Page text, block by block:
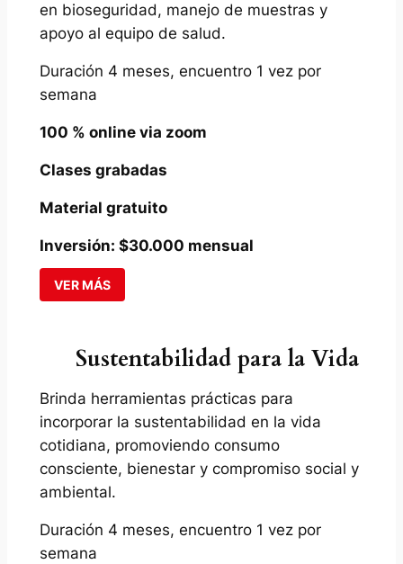
en bioseguridad, manejo de muestras y
apoyo al equipo de salud.
Duración 4 meses, encuentro 1 vez por
semana
100 % online via zoom
Clases grabadas
Material gratuito
Inversión: $30.000 mensual
VER MÁS
Sustentabilidad para la Vida
Brinda herramientas prácticas para
incorporar la sustentabilidad en la vida
cotidiana, promoviendo consumo
consciente, bienestar y compromiso social y
ambiental.
Duración 4 meses, encuentro 1 vez por
semana